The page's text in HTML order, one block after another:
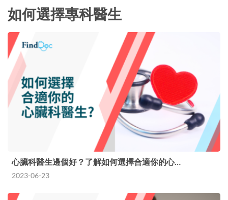
如何選擇專科醫生
心臟科醫生邊個好？了解如何選擇合適你的心…
2023-06-23